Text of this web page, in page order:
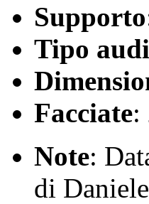
Supporto
Tipo
Facciate:
Note:
di